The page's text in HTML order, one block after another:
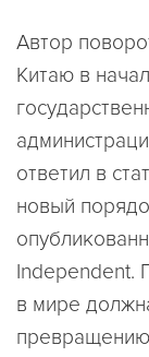
Автор
Китаю в
ответил в
новый
Independent.
в мире